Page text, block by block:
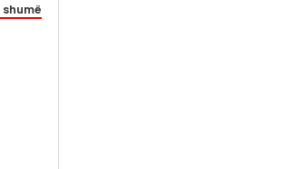
shumë